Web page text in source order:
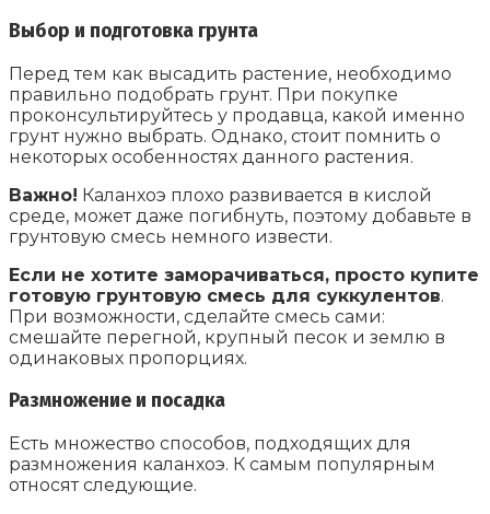
Выбор и подготовка грунта
Перед тем как высадить растение, необходимо
правильно подобрать грунт. При покупке
проконсультируйтесь у продавца, какой именно
грунт нужно выбрать. Однако, стоит помнить о
некоторых особенностях данного растения.
Важно! Каланхоэ плохо развивается в кислой
среде, может даже погибнуть, поэтому добавьте в
грунтовую смесь немного извести.
Если не хотите заморачиваться, просто купите
готовую грунтовую смесь для суккулентов.
При возможности, сделайте смесь сами:
смешайте перегной, крупный песок и землю в
одинаковых пропорциях.
Размножение и посадка
Есть множество способов, подходящих для
размножения каланхоэ. К самым популярным
относят следующие.